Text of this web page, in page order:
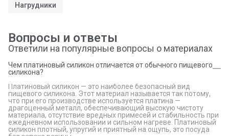
Нагрудники
Вопросы и ответы
Ответили на популярные вопросы о материалах
Чем платиновый силикон отличается от обычного пищевого
силикона?
Платиновый силикон — это наиболее безопасный вид
пищевого силикона. Этот материал называется так потому,
что при его производстве используется платина —
драгоценный металл, обеспечивающий высокую чистоту
материала, отсутствие вредных примесей и стабильность при
ежедневном использовании и сильном нагреве. Платиновый
силикон плотный, упругий и приятный на ощупь, это посуда